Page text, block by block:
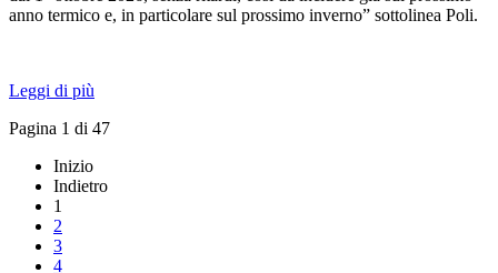
anno termico e, in particolare sul prossimo inverno” sottolinea Poli.
Leggi di più
Pagina 1 di 47
Inizio
Indietro
1
2
3
4